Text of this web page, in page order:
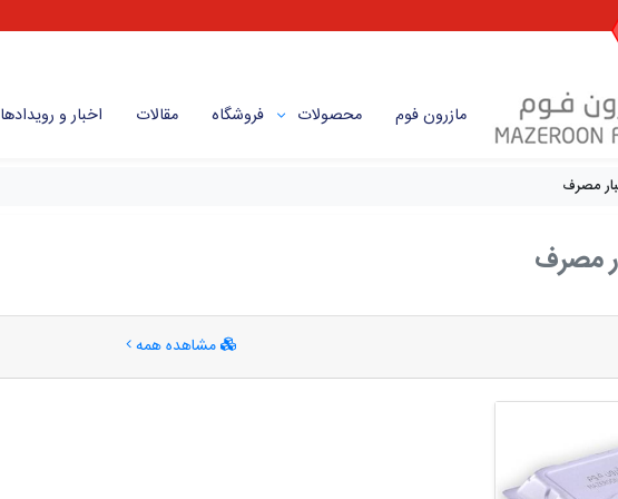
مازرون فوم محصولات فروشگاه مقالات اخبار و رویداد‌ها
مصرف
مصرف
مشاهده همه